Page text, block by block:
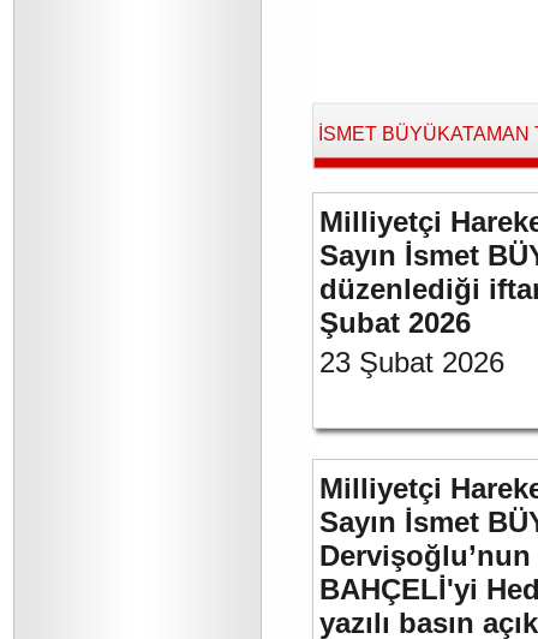
İSMET BÜYÜKATAMAN
Milliyetçi
Sayın İsmet
düzenlediği
Şubat 2026
23 Şubat 2026
Milliyetçi
Sayın İsmet
Dervişoğlu’nun
BAHÇELİ'yi
yazılı basın